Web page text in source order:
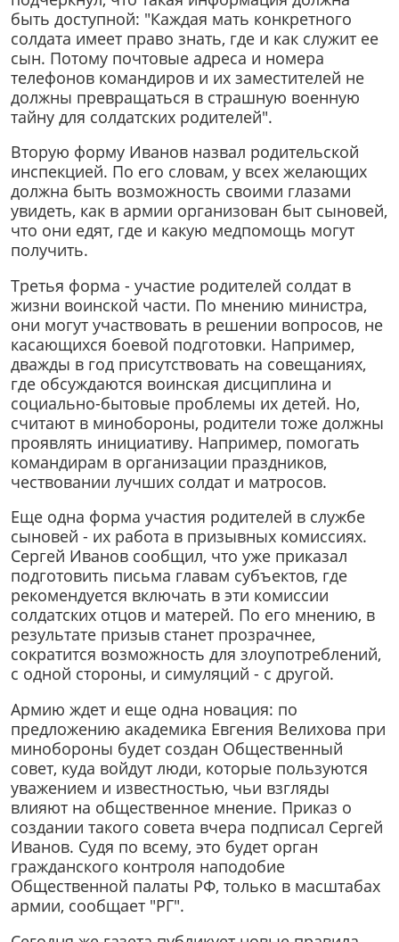
быть доступной: "Каждая мать конкретного
солдата имеет право знать, где и как служит ее
сын. Потому почтовые адреса и номера
телефонов командиров и их заместителей не
должны превращаться в страшную военную
тайну для солдатских родителей".
Вторую форму Иванов назвал родительской
инспекцией. По его словам, у всех желающих
должна быть возможность своими глазами
увидеть, как в армии организован быт сыновей,
что они едят, где и какую медпомощь могут
получить.
Третья форма - участие родителей солдат в
жизни воинской части. По мнению министра,
они могут участвовать в решении вопросов, не
касающихся боевой подготовки. Например,
дважды в год присутствовать на совещаниях,
где обсуждаются воинская дисциплина и
социально-бытовые проблемы их детей. Но,
считают в минобороны, родители тоже должны
проявлять инициативу. Например, помогать
командирам в организации праздников,
чествовании лучших солдат и матросов.
Еще одна форма участия родителей в службе
сыновей - их работа в призывных комиссиях.
Сергей Иванов сообщил, что уже приказал
подготовить письма главам субъектов, где
рекомендуется включать в эти комиссии
солдатских отцов и матерей. По его мнению, в
результате призыв станет прозрачнее,
сократится возможность для злоупотреблений,
с одной стороны, и симуляций - с другой.
Армию ждет и еще одна новация: по
предложению академика Евгения Велихова при
минобороны будет создан Общественный
совет, куда войдут люди, которые пользуются
уважением и известностью, чьи взгляды
влияют на общественное мнение. Приказ о
создании такого совета вчера подписал Сергей
Иванов. Судя по всему, это будет орган
гражданского контроля наподобие
Общественной палаты РФ, только в масштабах
армии, сообщает "РГ".